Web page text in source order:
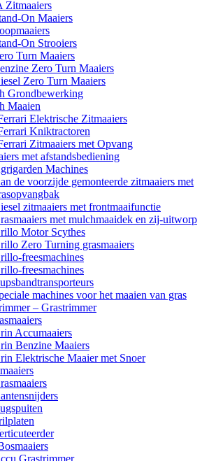
Zitmaaiers
On Maaiers
On Strooiers
Turn Maaiers
Zero Turn Maaiers
Zero Turn Maaiers
Grondbewerking
Maaien
Elektrische Zitmaaiers
Kniktractoren
Zitmaaiers met Opvang
met afstandsbediening
Machines
de voorzijde gemonteerde zitmaaiers met
zitmaaiers met frontmaaifunctie
met mulchmaaidek en zij-uitworp
Motor Scythes
Zero Turning grasmaaiers
freesmachines
freesmachines
machines voor het maaien van gras
– Grastrimmer
Accumaaiers
Benzine Maaiers
Elektrische Maaier met Snoer
Grastrimmer